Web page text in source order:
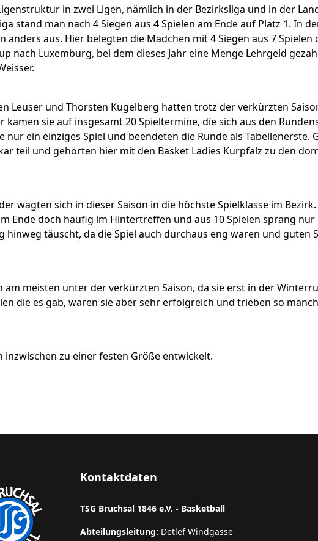
in zwei Ligen, nämlich in der Bezirksliga und in der
stand man nach 4 Siegen aus 4 Spielen am Ende auf Platz 1. In
aus. Hier belegten die Mädchen mit 4 Siegen aus 7 Spielen
nach Luxemburg, bei dem dieses Jahr eine Menge Lehrgeld
Leuser und Thorsten Kugelberg hatten trotz der verkürzten
sie auf insgesamt 20 Spieltermine, die sich aus den
ein einziges Spiel und beendeten die Runde als Tabellenerste.
teil und gehörten hier mit den Basket Ladies Kurpfalz zu den
wagten sich in dieser Saison in die höchste Spielklasse im
Ende doch häufig im Hintertreffen und aus 10 Spielen sprang nur
täuscht, da die Spiel auch durchaus eng waren und guten
meisten unter der verkürzten Saison, da sie erst in der
die es gab, waren sie aber sehr erfolgreich und trieben so
zu einer festen Größe entwickelt.
Kontaktdaten
TSG Bruchsal 1846 e.V. - Basketball
Abteilungsleitung: Detlef Windgasse